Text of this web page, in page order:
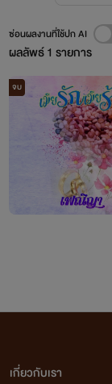
ผลลัพธ์1 รายการ
ซ่อนผลงานที่ใช้ปก AI
จบ
เกี่ยวกับเรา